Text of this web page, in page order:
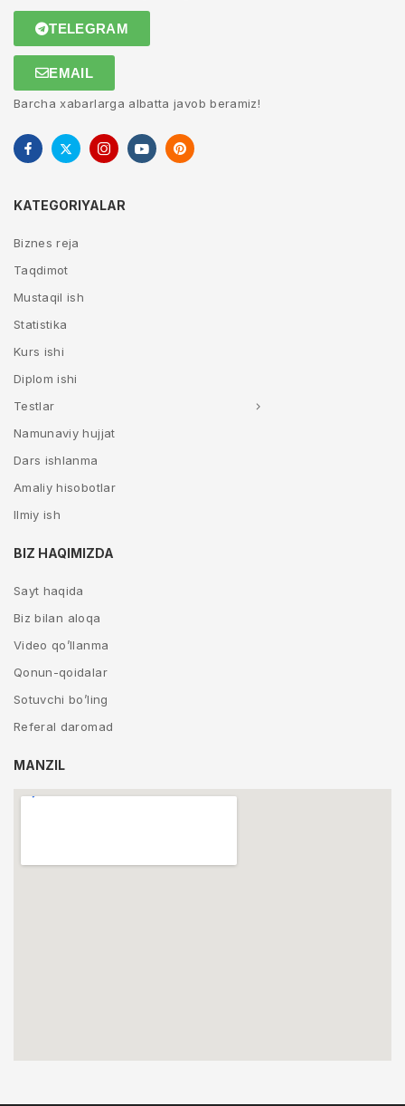
TELEGRAM
EMAIL
Barcha xabarlarga albatta javob beramiz!
KATEGORIYALAR
Biznes reja
Taqdimot
Mustaqil ish
Statistika
Kurs ishi
Diplom ishi
Testlar
Namunaviy hujjat
Dars ishlanma
Amaliy hisobotlar
Ilmiy ish
BIZ HAQIMIZDA
Sayt haqida
Biz bilan aloqa
Video qo’llanma
Qonun-qoidalar
Sotuvchi bo’ling
Referal daromad
MANZIL